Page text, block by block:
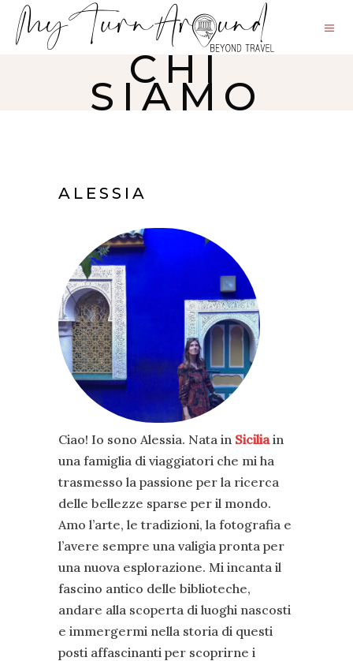
CHI
SIAMO
ALESSIA
Ciao! Io sono Alessia. Nata in Siciliain
una famiglia di viaggiatori che mi ha
trasmesso la passione per la ricerca
delle bellezze sparse per il mondo.
Amo l’arte, le tradizioni, la fotografia e
l’avere sempre una valigia pronta per
una nuova esplorazione. Mi incanta il
fascino antico delle biblioteche,
andare alla scoperta di luoghi nascosti
e immergermi nella storia di questi
posti affascinanti per scoprirne i